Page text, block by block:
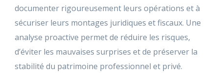
documenter rigoureusement leurs opérations et à
sécuriser leurs montages juridiques et fiscaux. Une
analyse proactive permet de réduire les risques,
d’éviter les mauvaises surprises et de préserver la
stabilité du patrimoine professionnel et privé.